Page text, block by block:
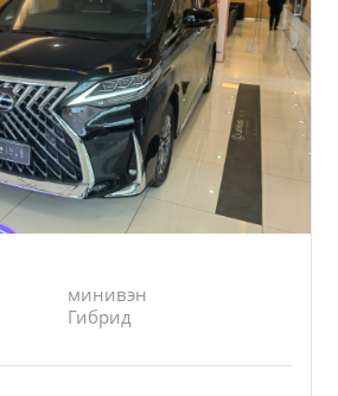
минивэн
Гибрид